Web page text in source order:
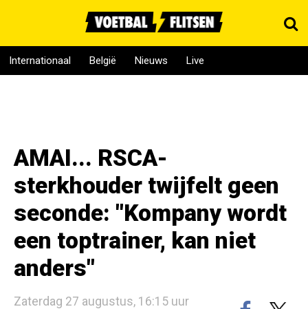
Internationaal België Nieuws Live
AMAI... RSCA-
sterkhouder twijfelt geen
seconde: "Kompany wordt
een toptrainer, kan niet
anders"
Zaterdag 27 augustus, 16:15 uur